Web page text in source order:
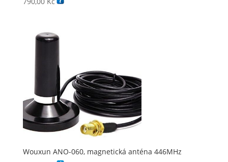
Wouxun ANO-060, magnetická anténa 446MHz